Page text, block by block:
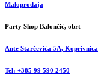
Maloprodaja
Party Shop Balončić, obrt
Ante Starčevića 5A, Koprivnica
Tel: +385 99 590 2450